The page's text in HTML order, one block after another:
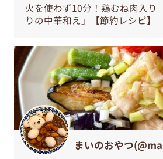
火を使わず10分！鶏むね肉入り
りの中華和え」【節約レシピ】
まいのおやつ